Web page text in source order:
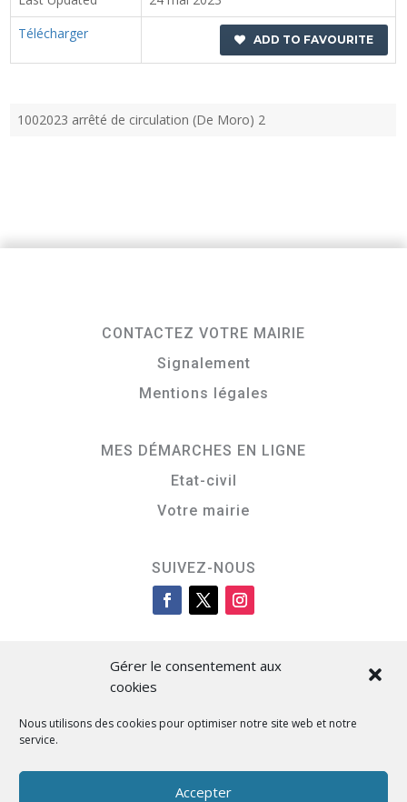
Gérer le consentement aux
cookies
Nous utilisons des cookies pour optimiser notre site web et notre
service.
Accepter
Télécharger
ADD TO FAVOURITE
1002023 arrêté de circulation (De Moro) 2
CONTACTEZ VOTRE MAIRIE
Signalement
Mentions légales
MES DÉMARCHES EN LIGNE
Etat-civil
Votre mairie
SUIVEZ-NOUS
Cità di L’Isula